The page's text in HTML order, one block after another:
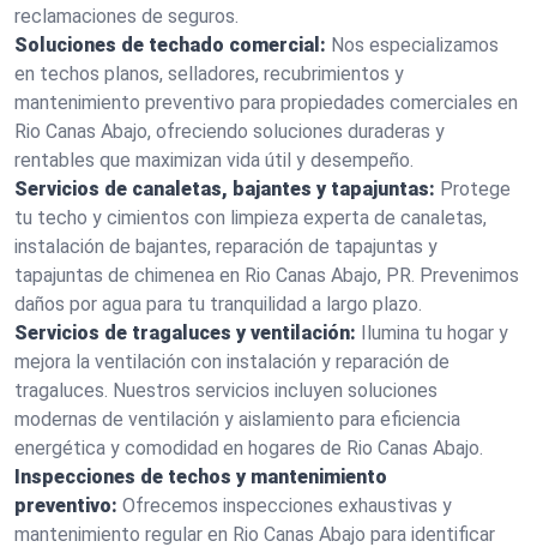
reclamaciones de seguros.
Soluciones de techado comercial: Nos especializamos
en techos planos, selladores, recubrimientos y
mantenimiento preventivo para propiedades comerciales en
Rio Canas Abajo, ofreciendo soluciones duraderas y
rentables que maximizan vida útil y desempeño.
Servicios de canaletas, bajantes y tapajuntas: Protege
tu techo y cimientos con limpieza experta de canaletas,
instalación de bajantes, reparación de tapajuntas y
tapajuntas de chimenea en Rio Canas Abajo, PR. Prevenimos
daños por agua para tu tranquilidad a largo plazo.
Servicios de tragaluces y ventilación: Ilumina tu hogar y
mejora la ventilación con instalación y reparación de
tragaluces. Nuestros servicios incluyen soluciones
modernas de ventilación y aislamiento para eficiencia
energética y comodidad en hogares de Rio Canas Abajo.
Inspecciones de techos y mantenimiento
preventivo: Ofrecemos inspecciones exhaustivas y
mantenimiento regular en Rio Canas Abajo para identificar